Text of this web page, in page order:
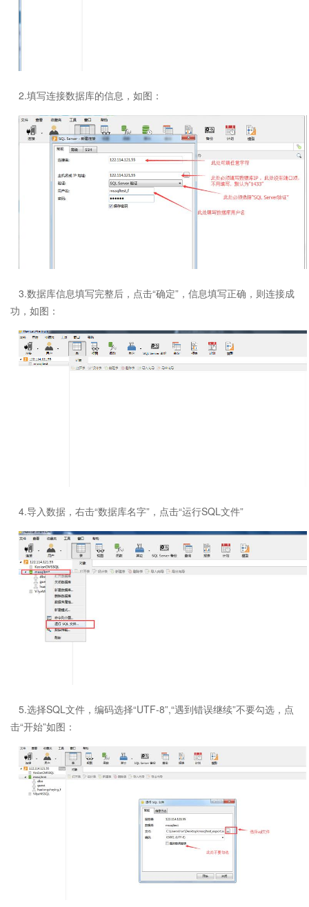
2.填写连接数据库的信息，如图：
3.数据库信息填写完整后，点击“确定”，信息填写正确，则连接成
功，如图：
4.导入数据，右击“数据库名字”，点击“运行SQL文件”
5.选择SQL文件，编码选择“UTF-8”,“遇到错误继续”不要勾选，点
击“开始”如图：